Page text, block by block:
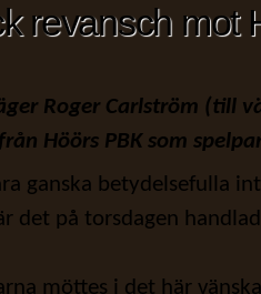
revansch mot
Roger Carlström (till
Höörs PBK som
ganska betydelsefulla
det på torsdagen
möttes i det här